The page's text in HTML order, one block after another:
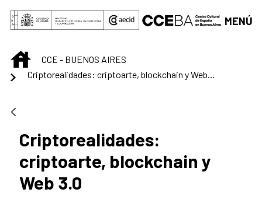
Saltar al contenido principal
MENÚ
INICIOCCE - BUENOS AIRES
Criptorealidades: criptoarte, blockchain y Web 3.0
Criptorealidades:
criptoarte, blockchain y
Web 3.0